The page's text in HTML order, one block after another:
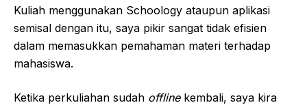
Kuliah menggunakan Schoology ataupun aplikasi
semisal dengan itu, saya pikir sangat tidak efisien
dalam memasukkan pemahaman materi terhadap
mahasiswa.
Ketika perkuliahan sudah offline kembali, saya kira